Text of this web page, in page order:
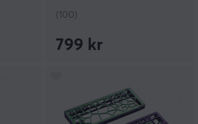
(100)
799 kr